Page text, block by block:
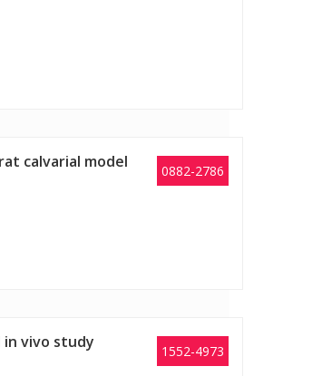
0882-2786
calvarial model
1552-4973
vivo study